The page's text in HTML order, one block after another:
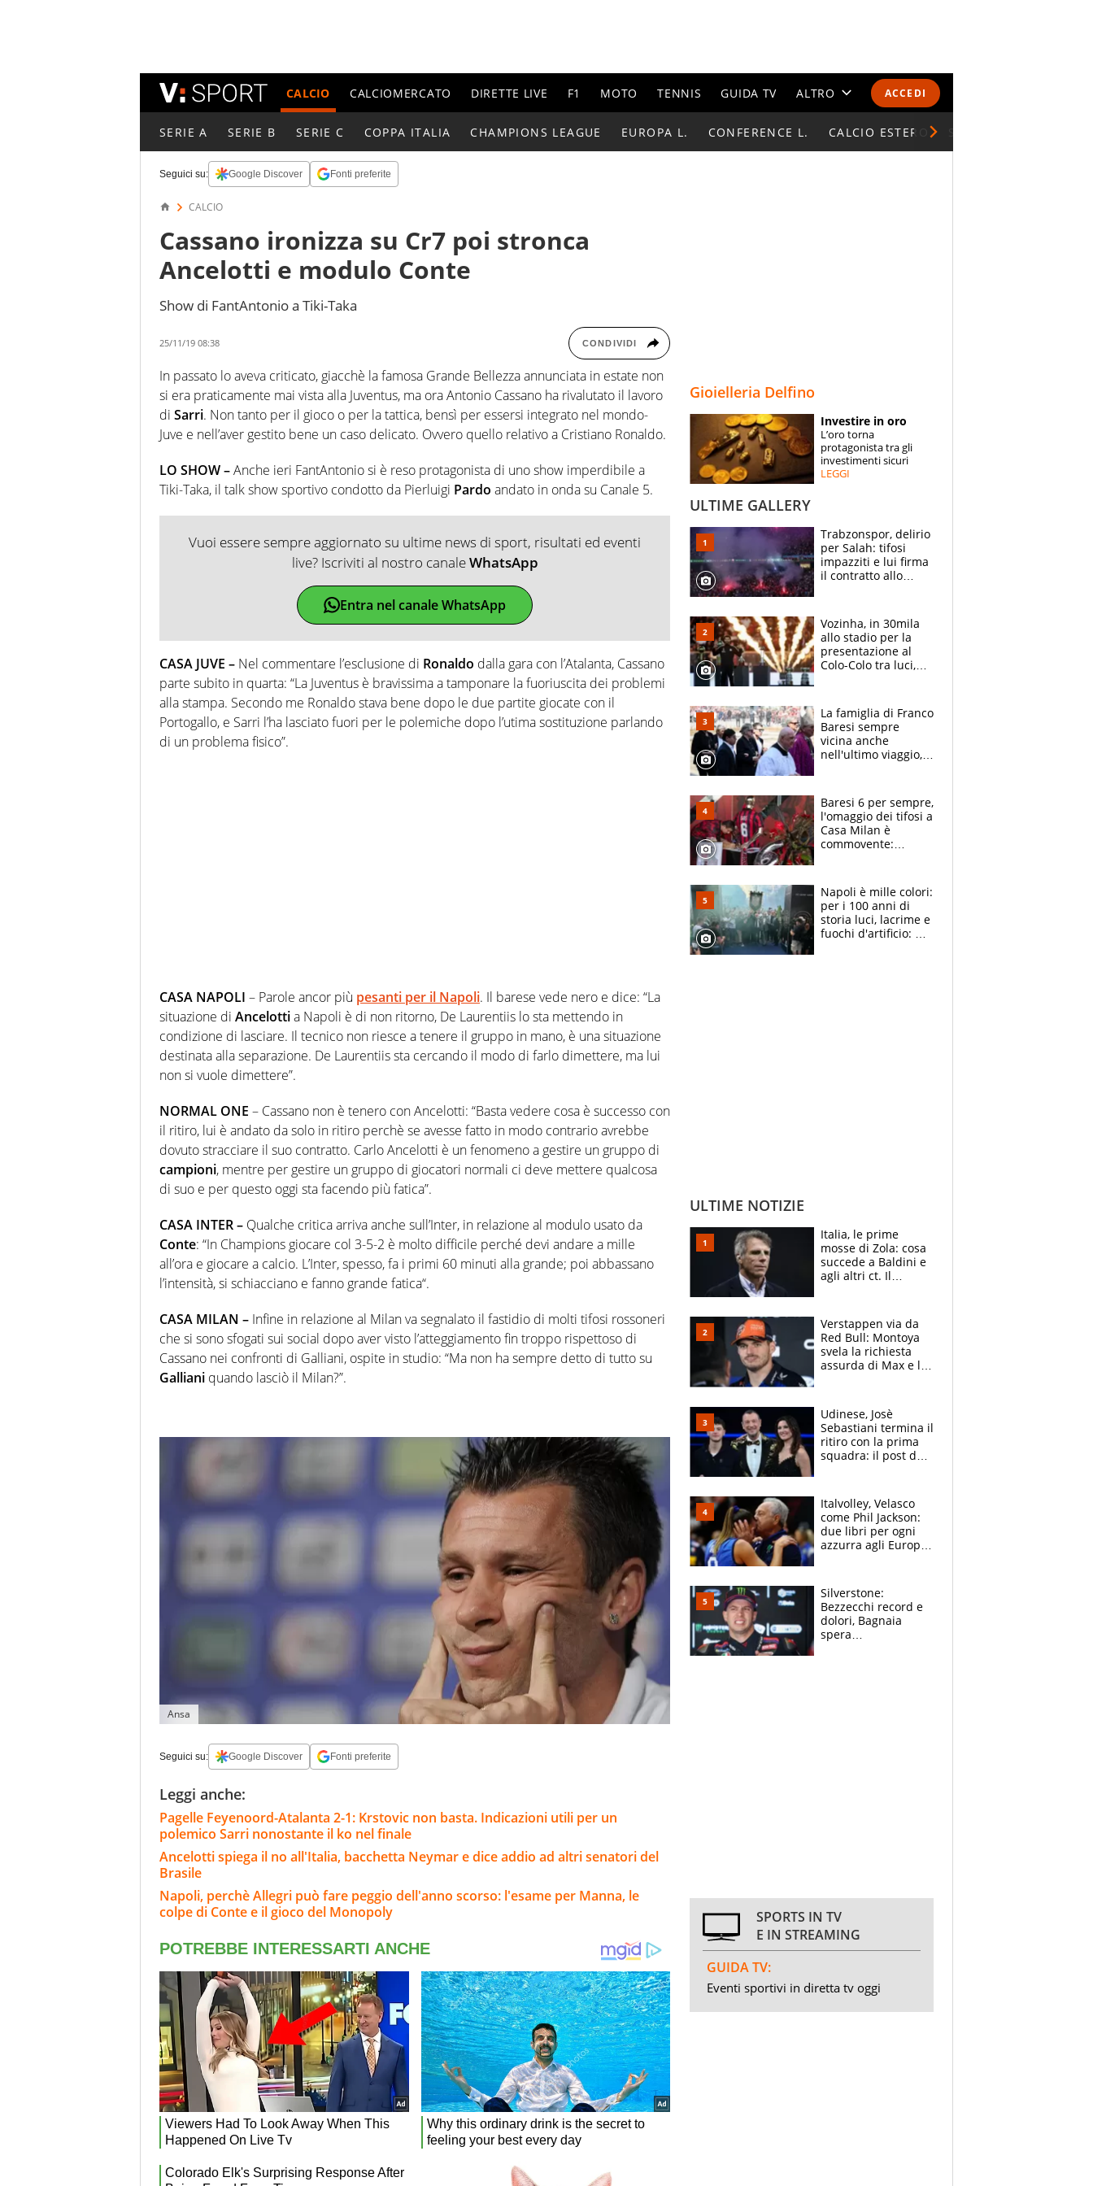
ACCEDI
CALCIO CALCIOMERCATO DIRETTE LIVE F1 MOTO TENNIS GUIDA TV ALTRO
CALENDARI E CLASSIFICHE
ESPERTI
CONTATTI
SERIE A SERIE B SERIE C COPPA ITALIA CHAMPIONS LEAGUE EUROPA L. CONFERENCE L. CALCIO ESTERO
Seguici su: Google Discover Fonti preferite
CALCIO
Cassano ironizza su Cr7 poi stronca
Ancelotti e modulo Conte
Show di FantAntonio a Tiki-Taka
25/11/19 08:38 CONDIVIDI
In passato lo aveva criticato, giacchè la famosa Grande Bellezza annunciata in estate non
si era praticamente mai vista alla Juventus, ma ora Antonio Cassano ha rivalutato il lavoro
di Sarri. Non tanto per il gioco o per la tattica, bensì per essersi integrato nel mondo-
Juve e nell’aver gestito bene un caso delicato. Ovvero quello relativo a Cristiano Ronaldo.
LO SHOW –Anche ieri FantAntonio si è reso protagonista di uno show imperdibile a
Tiki-Taka, il talk show sportivo condotto da Pierluigi Pardo andato in onda su Canale 5.
Vuoi essere sempre aggiornato su ultime news di sport, risultati ed eventi
live? Iscriviti al nostro canaleWhatsApp
Entra nel canale WhatsApp
CASA JUVE – Nel commentare l’esclusione di Ronaldo dalla gara con l’Atalanta, Cassano
parte subito in quarta: “La Juventus è bravissima a tamponare la fuoriuscita dei problemi
alla stampa. Secondo me Ronaldo stava bene dopo le due partite giocate con il
Portogallo, e Sarri l’ha lasciato fuori per le polemiche dopo l’utima sostituzione parlando
di un problema fisico”.
CASA NAPOLI – Parole ancor più pesanti per il Napoli. Il barese vede nero e dice: “La
situazione di Ancelottia Napoli è di non ritorno, De Laurentiis lo sta mettendo in
condizione di lasciare. Il tecnico non riesce a tenere il gruppo in mano, è una situazione
destinata alla separazione. De Laurentiis sta cercando il modo di farlo dimettere, ma lui
non si vuole dimettere”.
NORMAL ONE – Cassano non è tenero con Ancelotti: “Basta vedere cosa è successo con
il ritiro, lui è andato da solo in ritiro perchè se avesse fatto in modo contrario avrebbe
dovuto stracciare il suo contratto. Carlo Ancelotti è un fenomeno a gestire un gruppo di
campioni, mentre per gestire un gruppo di giocatori normali ci deve mettere qualcosa
di suo e per questo oggi sta facendo più fatica”.
CASA INTER – Qualche critica arriva anche sull’Inter, in relazione al modulo usato da
Conte: “In Champions giocare col 3-5-2 è molto difficile perché devi andare a mille
all’ora e giocare a calcio. L’Inter, spesso, fa i primi 60 minuti alla grande; poi abbassano
l’intensità, si schiacciano e fanno grande fatica“.
CASA MILAN – Infine in relazione al Milan va segnalato il fastidio di molti tifosi rossoneri
che si sono sfogati sui social dopo aver visto l’atteggiamento fin troppo rispettoso di
Cassano nei confronti di Galliani, ospite in studio: “Ma non ha sempre detto di tutto su
Galliani quando lasciò il Milan?”.
Ansa
Seguici su: Google Discover Fonti preferite
Leggi anche:
Pagelle Feyenoord-Atalanta 2-1: Krstovic non basta. Indicazioni utili per un
polemico Sarri nonostante il ko nel finale
Ancelotti spiega il no all'Italia, bacchetta Neymar e dice addio ad altri senatori del
Brasile
Napoli, perchè Allegri può fare peggio dell'anno scorso: l'esame per Manna, le
colpe di Conte e il gioco del Monopoly
Gioielleria Delfino
Investire in oro
L’oro torna
protagonista tra gli
investimenti sicuri
LEGGI
ULTIME GALLERY
Trabzonspor, delirio
per Salah: tifosi
impazziti e lui firma
il contratto allo
Vozinha, in 30mila
allo stadio per la
presentazione al
Colo-Colo tra luci,
La famiglia di Franco
Baresi sempre
vicina anche
nell'ultimo viaggio,
circondati
dall'affetto dei tifosi
Baresi 6 per sempre,
l'omaggio dei tifosi a
Casa Milan è
commovente:
bigliettini
Napoli è mille colori:
per i 100 anni di
storia luci, lacrime e
fuochi d'artificio: De
ULTIME NOTIZIE
Italia, le prime
mosse di Zola: cosa
succede a Baldini e
agli altri ct. Il
azzurri
Verstappen via da
Red Bull: Montoya
svela la richiesta
assurda di Max e lo
McLaren siano
meglio?”
Udinese, Josè
Sebastiani termina il
ritiro con la prima
squadra: il post del
sfondo
Italvolley, Velasco
come Phil Jackson:
due libri per ogni
azzurra agli Europei.
Silverstone:
Bezzecchi record e
dolori, Bagnaia
spera
SPORTS IN TV
E IN STREAMING
GUIDA TV:
Eventi sportivi in diretta tv oggi